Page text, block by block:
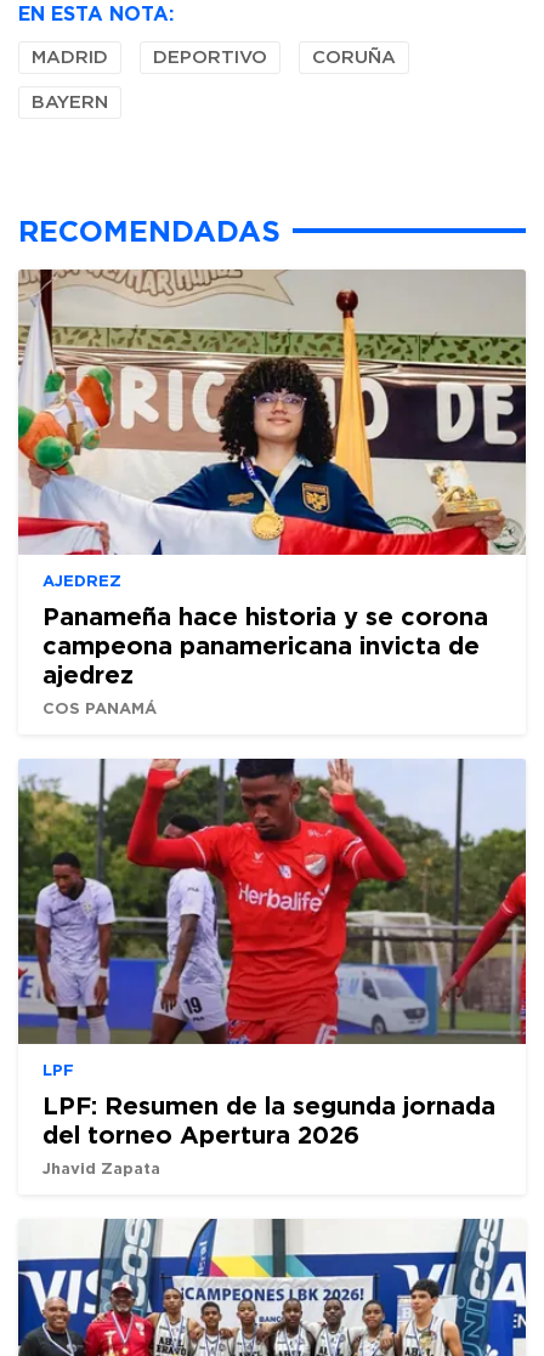
EN ESTA NOTA:
MADRID DEPORTIVO CORUÑA
BAYERN
RECOMENDADAS
AJEDREZ
Panameña hace historia y se corona
campeona panamericana invicta de
ajedrez
COS PANAMÁ
LPF
LPF: Resumen de la segunda jornada
del torneo Apertura 2026
Jhavid Zapata